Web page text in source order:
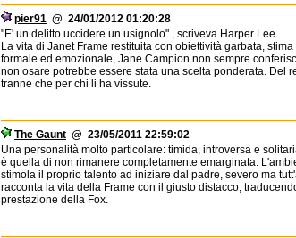
pier91 @ 24/01/2012 01:20:28
"E' un delitto uccidere un usignolo" , scriveva Harper Lee.
La vita di Janet Frame restituita con obiettività garbata,
formale ed emozionale, Jane Campion non sempre
non osare potrebbe essere stata una scelta ponderata. Del
tranne che per chi li ha vissute.
The Gaunt @ 23/05/2011 22:59:02
Una personalità molto particolare: timida, introversa e
è quella di non rimanere completamente emarginata.
stimola il proprio talento ad iniziare dal padre, severo ma
racconta la vita della Frame con il giusto distacco,
prestazione della Fox.